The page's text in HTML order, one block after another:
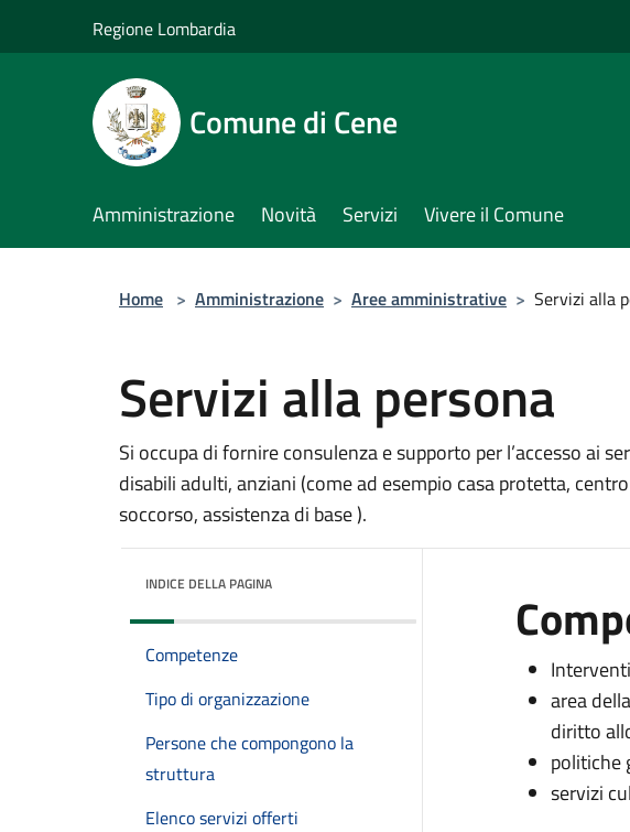
Regione Lombardia
Comune di Cene
Amministrazione Novità Servizi Vivere il Comune
Home > Amministrazione > Aree amministrative > Servizi alla
Servizi alla persona
Si occupa di fornire consulenza e supporto per l’accesso ai
disabili adulti, anziani (come ad esempio casa protetta,
soccorso, assistenza di base ).
INDICE DELLA PAGINA
Competenze
Tipo di organizzazione
Persone che compongono la
struttura
Elenco servizi offerti
area
diritto
politiche
servizi